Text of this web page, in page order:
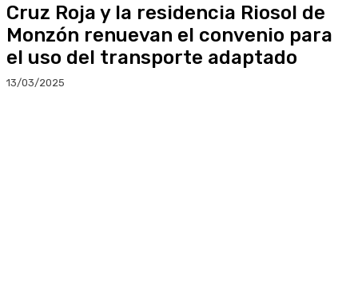
Cruz Roja y la residencia Riosol de
Monzón renuevan el convenio para
el uso del transporte adaptado
13/03/2025